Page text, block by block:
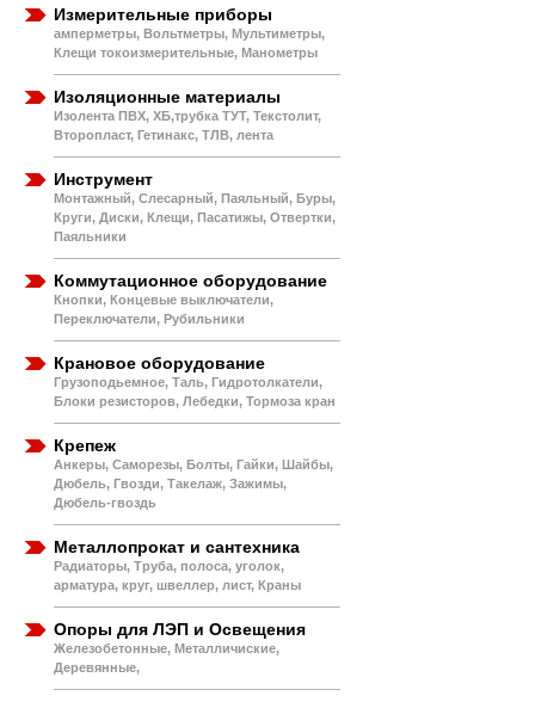
Измерительные приборы
амперметры, Вольтметры, Мультиметры,
Клещи токоизмерительные, Манометры
Изоляционные материалы
Изолента ПВХ, ХБ,трубка ТУТ, Текстолит,
Второпласт, Гетинакс, ТЛВ, лента
Инструмент
Монтажный, Слесарный, Паяльный, Буры,
Круги, Диски, Клещи, Пасатижы, Отвертки,
Паяльники
Коммутационное оборудование
Кнопки, Концевые выключатели,
Переключатели, Рубильники
Крановое оборудование
Грузоподьемное, Таль, Гидротолкатели,
Блоки резисторов, Лебедки, Тормоза кран
Крепеж
Анкеры, Саморезы, Болты, Гайки, Шайбы,
Дюбель, Гвозди, Такелаж, Зажимы,
Дюбель-гвоздь
Металлопрокат и сантехника
Радиаторы, Труба, полоса, уголок,
арматура, круг, швеллер, лист, Краны
Опоры для ЛЭП и Освещения
Железобетонные, Металличиские,
Деревянные,